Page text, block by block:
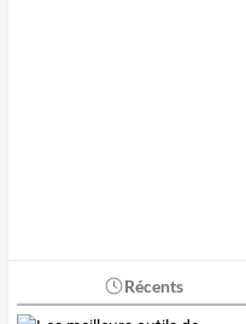
Récents